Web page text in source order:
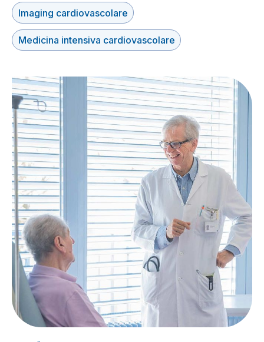
Imaging cardiovascolare
Medicina intensiva cardiovascolare